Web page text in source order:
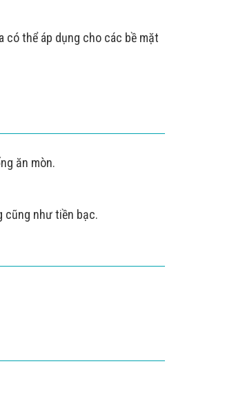
có thể áp dụng cho các bề mặt
ăn mòn.
cũng như tiền bạc.